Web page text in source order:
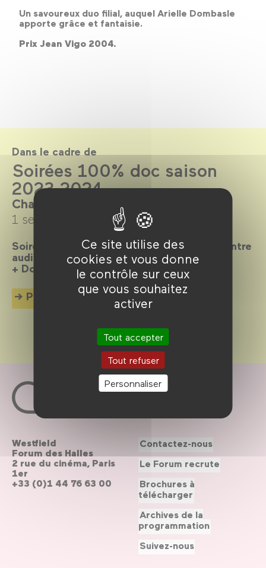
Ce site utilise des
cookies et vous donne
le contrôle sur ceux
que vous souhaitez
activer
Tout accepter
Tout refuser
Personnaliser
Un savoureux duo filial, auquel Arielle Dombasle
apporte grâce et fantaisie.
Prix Jean Vigo 2004.
Dans le cadre de
Soirées 100% doc saison
2023-2024
Chaque mardi
1 septembre 2023 →
7 juillet 2024
Soirées 100% doc + Les rendez-vous du Centre
audiovisuel Simone de Beauvoir
+ Documentaire sur grand écran +
Plus d'info
Westfield
Forum des Halles
2 rue du cinéma, Paris
1er
+33 (0)1 44 76 63 00
Contactez-nous
Le Forum recrute
Brochures à
télécharger
Archives de la
programmation
Suivez-nous